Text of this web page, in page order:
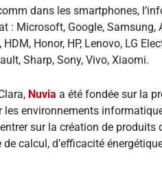
dans les smartphones,
: Microsoft, Google, Samsung,
Honor, HP, Lenovo, LG
Sharp, Sony, Vivo, Xiaomi.
Nuvia a été fondée sur la
les environnements
sur la création de
calcul, d’efficacité